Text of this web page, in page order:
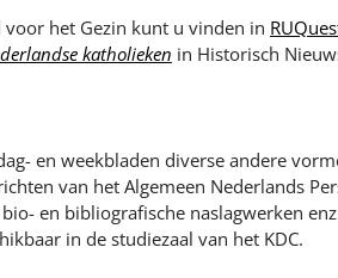
het Gezin kunt u vinden in
katholieken in Historisch
en weekbladen diverse andere
van het Algemeen Nederlands
en bibliografische naslagwerken
in de studiezaal van het KDC.